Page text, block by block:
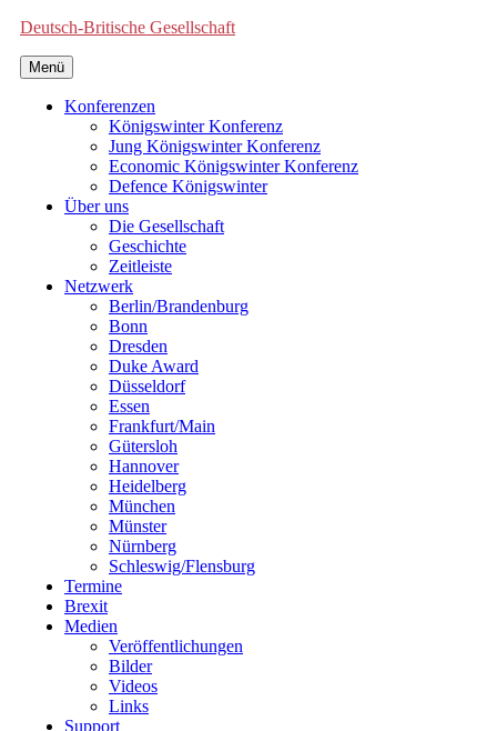
Deutsch-Britische Gesellschaft
Menü
Konferenzen
Königswinter Konferenz
Jung Königswinter Konferenz
Economic Königswinter Konferenz
Defence Königswinter
Über uns
Die Gesellschaft
Geschichte
Zeitleiste
Netzwerk
Berlin/Brandenburg
Bonn
Dresden
Duke Award
Düsseldorf
Essen
Frankfurt/Main
Gütersloh
Hannover
Heidelberg
München
Münster
Nürnberg
Schleswig/Flensburg
Termine
Brexit
Medien
Veröffentlichungen
Bilder
Videos
Links
Support